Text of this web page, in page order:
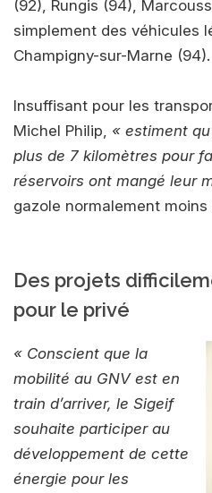
(92), Rungis (94),
simplement des véhicules
Champigny-sur-Marne (94).
Insuffisant pour les
Michel Philip, « estiment
plus de 7 kilomètres pour
réservoirs ont mangé leur
gazole normalement
Des projets
pour le privé
« Conscient que la
mobilité au GNV est en
train d’arriver, le Sigeif
souhaite participer au
développement de cette
énergie pour les